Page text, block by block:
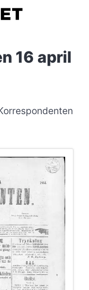
16 april